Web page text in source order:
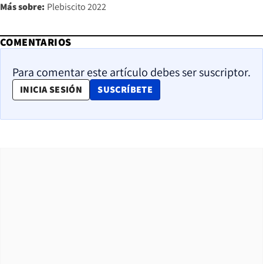
Más sobre: Plebiscito 2022
COMENTARIOS
Para comentar este artículo debes ser suscriptor.
INICIA SESIÓN SUSCRÍBETE
OPENS IN NEW WINDOW